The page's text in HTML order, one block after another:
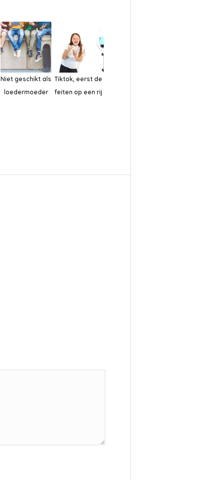
Niet geschikt als
loedermoeder
Tiktok, eerst de
feiten op een rij